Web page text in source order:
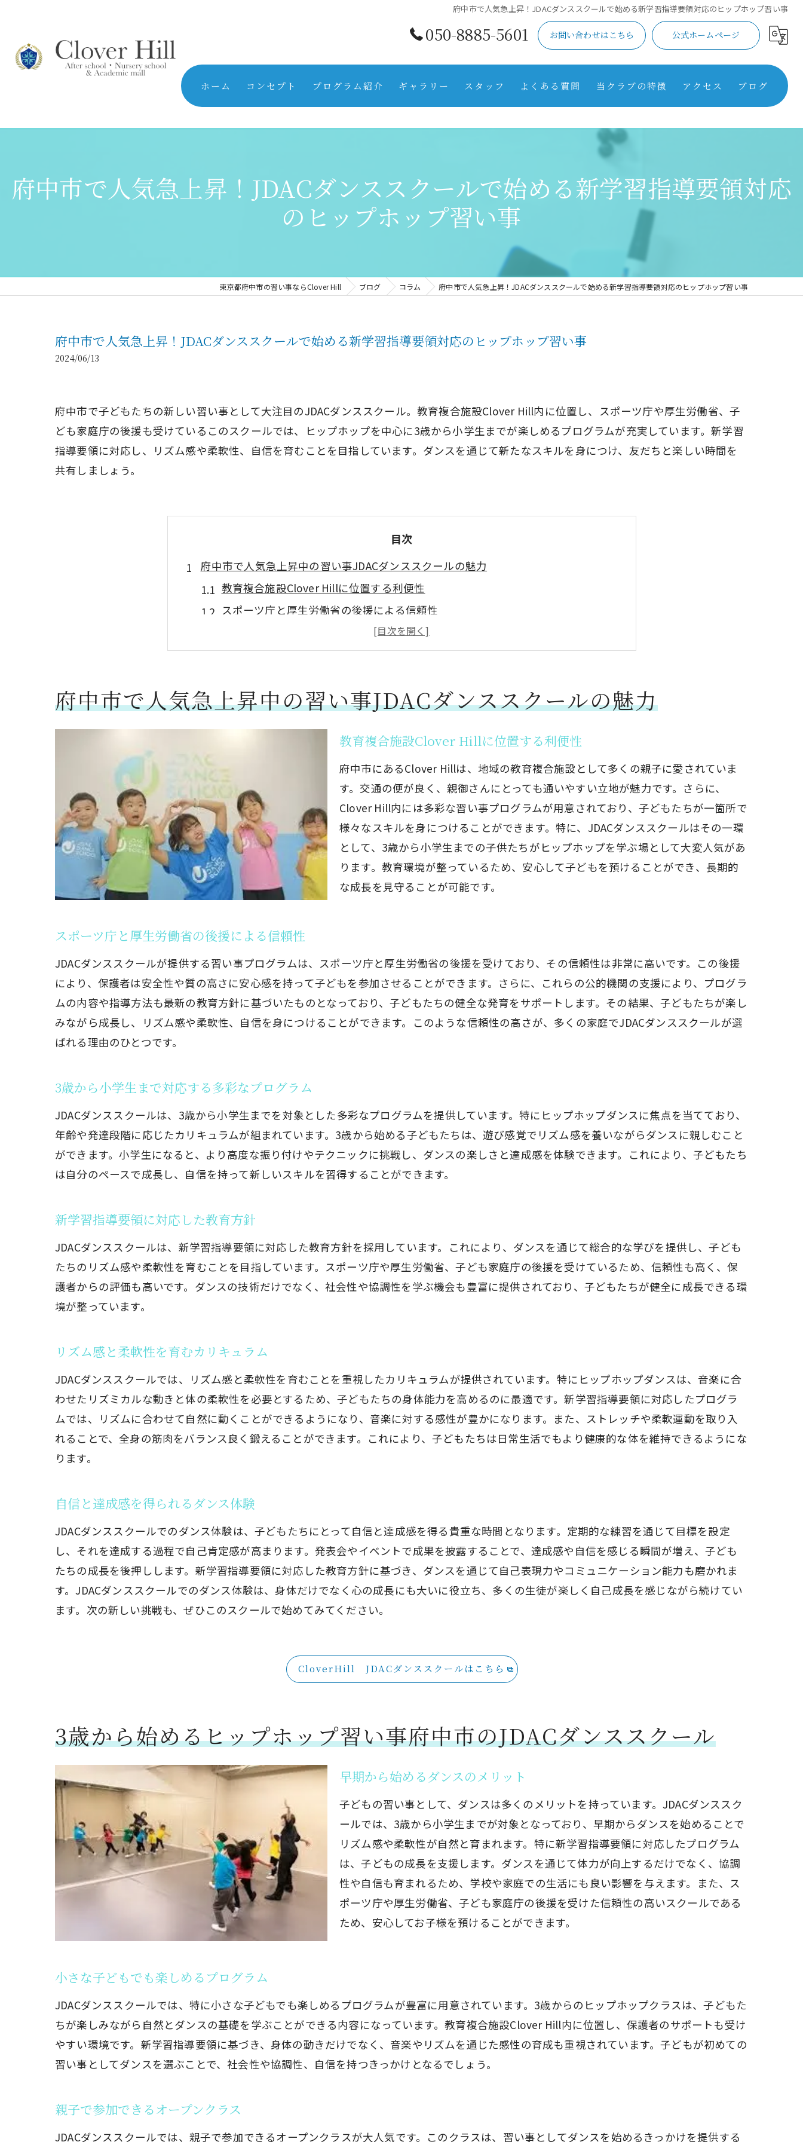
府中市で人気急上昇！JDACダンススクールで始める新学習指導要領対応のヒップホップ習い事
050-8885-5601 お問い合わせはこちら 公式ホームページ
ホーム コンセプト プログラム紹介 ギャラリー スタッフ よくある質問 当クラブの特徴
スポーツ
アクセス ブログ
府中市で人気急上昇！JDACダンススクールで始める新学習指導要領対応
のヒップホップ習い事
東京都府中市の習い事ならClover Hill ブログ コラム 府中市で人気急上昇！JDACダンススクールで始める新学習指導要領対応のヒップホップ習い事
府中市で人気急上昇！JDACダンススクールで始める新学習指導要領対応のヒップホップ習い事
2024/06/13
府中市で子どもたちの新しい習い事として大注目のJDACダンススクール。教育複合施設Clover Hill内に位置し、スポーツ庁や厚生労働省、子
ども家庭庁の後援も受けているこのスクールでは、ヒップホップを中心に3歳から小学生までが楽しめるプログラムが充実しています。新学習
指導要領に対応し、リズム感や柔軟性、自信を育むことを目指しています。ダンスを通じて新たなスキルを身につけ、友だちと楽しい時間を
共有しましょう。
目次
府中市で人気急上昇中の習い事JDACダンススクールの魅力
教育複合施設Clover Hillに位置する利便性
スポーツ庁と厚生労働省の後援による信頼性
3歳から小学生まで対応する多彩なプログラム
新学習指導要領に対応した教育方針
自信と達成感を得られるダンス体験
早期から始めるダンスのメリット
小さな子どもでも楽しめるプログラム
親子で参加できるオープンクラス
ヒップホップを通じた身体トレーニング
初心者でも安心のステップバイステップ指導
親子で楽しむことができるイベント
新学習指導要領対応！府中市で習い事を始めるならJDACダンススクール
新学習指導要領に対応したレッスンプラン
子どもたちの成長を促すプログラム
家庭と連携した学習サポート
教育専門家による監修カリキュラム
評価制度を活用した進捗確認
子どもたちの新しいチャレンジ！府中市のJDACダンススクールで習い事デビュー
楽しみながら学べるレッスン
友だちと一緒に成長する楽しさ
成功体験を積み重ねる指導方針
初心者向けの安心サポート
府中市で注目の習い事ヒップホップ！JDACダンススクールのプログラム紹介
年齢別に設計されたカリキュラム
アフタースクールプログラムの概要
週末クラスと特別クラスの詳細
イベントや発表会への参加
リズム感を養うためのレッスン
自信を育む成功体験の提供
プロのダンサーによる指導
親子で楽しめるダンスレッスン
習い事で仲間と楽しい時間を共有府中市のJDACダンススクール
グループレッスンの楽しさ
仲間との協力と支え合い
ダンスイベントでの交流
仲間と一緒に挑戦する発表会
新しいステップを覚える楽しさ
達成感を味わう発表会
プロのサポートで安心して学べる
府中市で人気急上昇中の習い事JDACダンススクールの魅力
教育複合施設Clover Hillに位置する利便性
府中市にあるClover Hillは、地域の教育複合施設として多くの親子に愛されていま
す。交通の便が良く、親御さんにとっても通いやすい立地が魅力です。さらに、
Clover Hill内には多彩な習い事プログラムが用意されており、子どもたちが一箇所で
様々なスキルを身につけることができます。特に、JDACダンススクールはその一環
として、3歳から小学生までの子供たちがヒップホップを学ぶ場として大変人気があ
ります。教育環境が整っているため、安心して子どもを預けることができ、長期的
な成長を見守ることが可能です。
スポーツ庁と厚生労働省の後援による信頼性
JDACダンススクールが提供する習い事プログラムは、スポーツ庁と厚生労働省の後援を受けており、その信頼性は非常に高いです。この後援
により、保護者は安全性や質の高さに安心感を持って子どもを参加させることができます。さらに、これらの公的機関の支援により、プログラ
ムの内容や指導方法も最新の教育方針に基づいたものとなっており、子どもたちの健全な発育をサポートします。その結果、子どもたちが楽し
みながら成長し、リズム感や柔軟性、自信を身につけることができます。このような信頼性の高さが、多くの家庭でJDACダンススクールが選
ばれる理由のひとつです。
3歳から小学生まで対応する多彩なプログラム
JDACダンススクールは、3歳から小学生までを対象とした多彩なプログラムを提供しています。特にヒップホップダンスに焦点を当てており、
年齢や発達段階に応じたカリキュラムが組まれています。3歳から始める子どもたちは、遊び感覚でリズム感を養いながらダンスに親しむこと
ができます。小学生になると、より高度な振り付けやテクニックに挑戦し、ダンスの楽しさと達成感を体験できます。これにより、子どもたち
は自分のペースで成長し、自信を持って新しいスキルを習得することができます。
新学習指導要領に対応した教育方針
JDACダンススクールは、新学習指導要領に対応した教育方針を採用しています。これにより、ダンスを通じて総合的な学びを提供し、子ども
たちのリズム感や柔軟性を育むことを目指しています。スポーツ庁や厚生労働省、子ども家庭庁の後援を受けているため、信頼性も高く、保
護者からの評価も高いです。ダンスの技術だけでなく、社会性や協調性を学ぶ機会も豊富に提供されており、子どもたちが健全に成長できる環
境が整っています。
リズム感と柔軟性を育むカリキュラム
JDACダンススクールでは、リズム感と柔軟性を育むことを重視したカリキュラムが提供されています。特にヒップホップダンスは、音楽に合
わせたリズミカルな動きと体の柔軟性を必要とするため、子どもたちの身体能力を高めるのに最適です。新学習指導要領に対応したプログラ
ムでは、リズムに合わせて自然に動くことができるようになり、音楽に対する感性が豊かになります。また、ストレッチや柔軟運動を取り入
れることで、全身の筋肉をバランス良く鍛えることができます。これにより、子どもたちは日常生活でもより健康的な体を維持できるようにな
ります。
自信と達成感を得られるダンス体験
JDACダンススクールでのダンス体験は、子どもたちにとって自信と達成感を得る貴重な時間となります。定期的な練習を通じて目標を設定
し、それを達成する過程で自己肯定感が高まります。発表会やイベントで成果を披露することで、達成感や自信を感じる瞬間が増え、子ども
たちの成長を後押しします。新学習指導要領に対応した教育方針に基づき、ダンスを通じて自己表現力やコミュニケーション能力も磨かれま
す。JDACダンススクールでのダンス体験は、身体だけでなく心の成長にも大いに役立ち、多くの生徒が楽しく自己成長を感じながら続けてい
ます。次の新しい挑戦も、ぜひこのスクールで始めてみてください。
CloverHill JDACダンススクールはこちら
3歳から始めるヒップホップ習い事府中市のJDACダンススクール
早期から始めるダンスのメリット
子どもの習い事として、ダンスは多くのメリットを持っています。JDACダンススク
ールでは、3歳から小学生までが対象となっており、早期からダンスを始めることで
リズム感や柔軟性が自然と育まれます。特に新学習指導要領に対応したプログラム
は、子どもの成長を支援します。ダンスを通じて体力が向上するだけでなく、協調
性や自信も育まれるため、学校や家庭での生活にも良い影響を与えます。また、ス
ポーツ庁や厚生労働省、子ども家庭庁の後援を受けた信頼性の高いスクールである
ため、安心してお子様を預けることができます。
小さな子どもでも楽しめるプログラム
JDACダンススクールでは、特に小さな子どもでも楽しめるプログラムが豊富に用意されています。3歳からのヒップホップクラスは、子どもた
ちが楽しみながら自然とダンスの基礎を学ぶことができる内容になっています。教育複合施設Clover Hill内に位置し、保護者のサポートも受け
やすい環境です。新学習指導要領に基づき、身体の動きだけでなく、音楽やリズムを通じた感性の育成も重視されています。子どもが初めての
習い事としてダンスを選ぶことで、社会性や協調性、自信を持つきっかけとなるでしょう。
親子で参加できるオープンクラス
JDACダンススクールでは、親子で参加できるオープンクラスが大人気です。このクラスは、習い事としてダンスを始めるきっかけを提供する